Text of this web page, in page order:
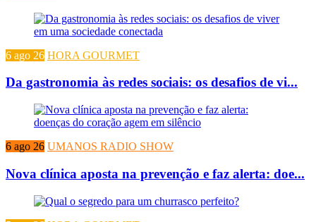
6 ago 26 HORA GOURMET
Da gastronomia às redes sociais: os desafios de vi...
6 ago 26 UMANOS RADIO SHOW
Nova clínica aposta na prevenção e faz alerta: doe...